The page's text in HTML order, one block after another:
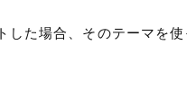
した場合、そのテーマを